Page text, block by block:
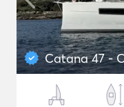
Catana 47 -